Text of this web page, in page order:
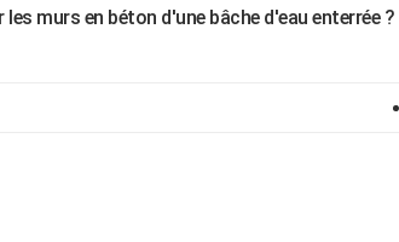
murs en béton d'une bâche d'eau enterrée ?